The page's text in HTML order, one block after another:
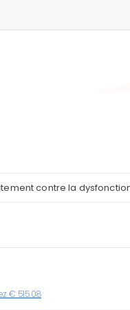
contre la
€ 515.08